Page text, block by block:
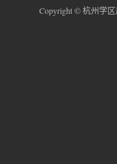
Copyright © 杭州学